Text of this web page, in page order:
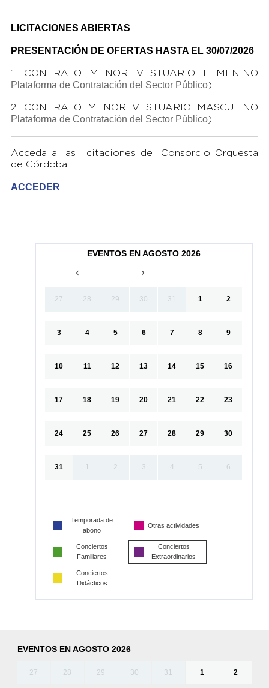
LICITACIONES ABIERTAS
PRESENTACIÓN DE OFERTAS HASTA EL 30/07/2026
1. CONTRATO MENOR VESTUARIO FEMENINO
Plataforma de Contratación del Sector Público)
2. CONTRATO MENOR VESTUARIO MASCULINO
Plataforma de Contratación del Sector Público)
Acceda a las licitaciones del Consorcio Orquesta
de Córdoba:
ACCEDER
EVENTOS EN AGOSTO 2026
27 28 29 30 31 1 2
3 4 5 6 7 8 9
10 11 12 13 14 15 16
17 18 19 20 21 22 23
24 25 26 27 28 29 30
31 1 2 3 4 5 6
Temporada de
abono
Otras actividades
Conciertos
Familiares
Conciertos
Extraordinarios
Conciertos
Didácticos
EVENTOS EN AGOSTO 2026
27 28 29 30 31 1 2